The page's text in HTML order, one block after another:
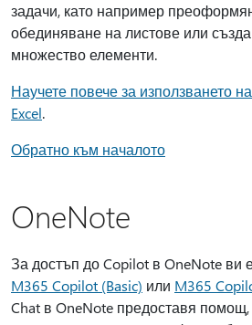
задачи, като например
обединяване на листове или
множество елементи.
Научете повече за използването
Excel.
Обратно към началото
OneNote
За достъп до Copilot в OneNote ви
M365 Copilot (Basic) или M365
Chat в OneNote предоставя